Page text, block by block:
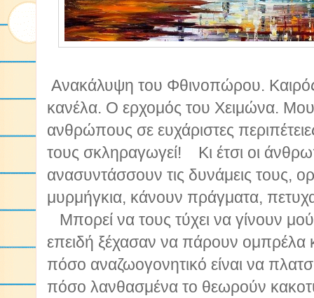
Ανακάλυψη του Φθινοπώρου. Καιρός
κανέλα. Ο ερχομός του Χειμώνα. Μου
ανθρώπους σε ευχάριστες
τους σκληραγωγεί! Κι έτσι οι
ανασυντάσσουν τις δυνάμεις τους,
μυρμήγκια, κάνουν πράγματα,
Μπορεί να τους τύχει να γίνουν
επειδή ξέχασαν να πάρουν ομπρέλα
πόσο αναζωογονητικό είναι να
πόσο λανθασμένα το θεωρούν